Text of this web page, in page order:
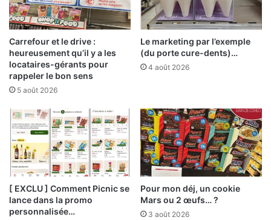
Carrefour et le drive :
heureusement qu’il y a les
locataires-gérants pour
rappeler le bon sens
5 août 2026
Le marketing par l’exemple
(du porte cure-dents)…
4 août 2026
[ EXCLU ] Comment Picnic se
lance dans la promo
personnalisée…
Pour mon déj, un cookie
Mars ou 2 œufs… ?
3 août 2026